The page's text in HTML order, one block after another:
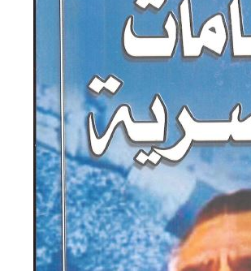
نحو استراتيجيّة للمعارضة السوريّة بشأن التحديات
نوفمبر 27, 2024
قمة الرياض: أقوال تنتظر أفعالاً
نوفمبر 27, 2024
تعيينات ترامب: أنت لا تجني من الشوك العنب!
نوفمبر 27, 2024
ابن بطوطة عند تخوم سيبيريا!
نوفمبر 27, 2024
انجازات نتنياهو !
نوفمبر 27, 2024